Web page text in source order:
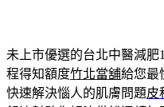
未上市優選的台北中醫減肥
程得知額度竹北當舖給您最
快速解決惱人的肌膚問題皮